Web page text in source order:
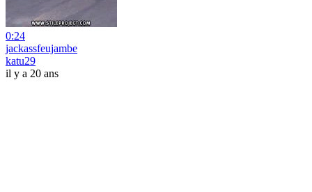
0:24
jackassfeujambe
katu29
il y a 20 ans